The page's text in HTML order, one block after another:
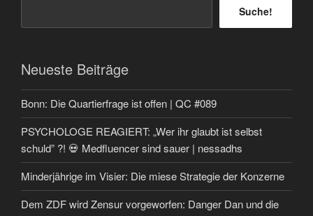
Suche!
Neueste Beiträge
Bonn: Die Quartierfrage ist offen | QC #089
PSYCHOLOGE REAGIERT: „Wer ihr glaubt ist selbst
schuld” ?! 💀 Medfluencer sind sauer | nessadhs
Minderjährige im Visier: Die miese Strategie der Konzerne
Dem ZDF wird Zensur vorgeworfen: Danger Dan und die